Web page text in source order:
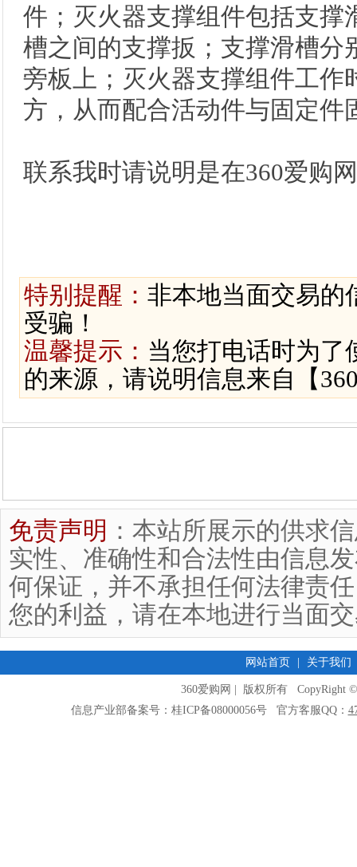
件；灭火器支撑组件包括支撑
槽之间的支撑扳；支撑滑槽分
旁板上；灭火器支撑组件工作
方，从而配合活动件与固定件
联系我时请说明是在360爱购
特别提醒： 非本地当面交易的
受骗！
温馨提示： 当您打电话时为了
的来源，请说明信息来自【
免责声明 ：本站所展示的供求
实性、准确性和合法性由信息
何保证，并不承担任何法律责
您的利益，请在本地进行当面
网站首页 关于我们
360爱购网 | 版权所有 CopyRight ©
信息产业部备案号：桂ICP备08000056号 官方客服QQ：